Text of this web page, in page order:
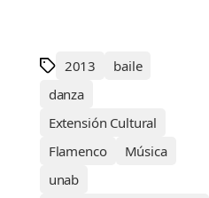
2013
baile
danza
Extensión Cultural
Flamenco
Música
unab